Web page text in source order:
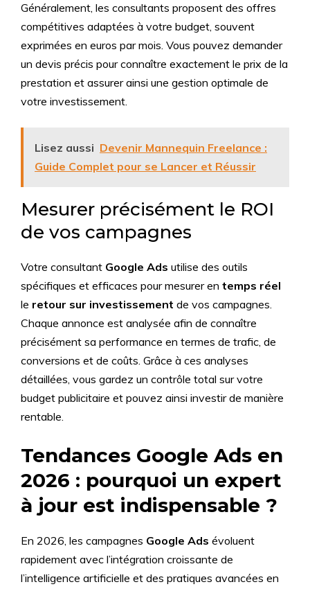
Généralement, les consultants proposent des offres
compétitives adaptées à votre budget, souvent
exprimées en euros par mois. Vous pouvez demander
un devis précis pour connaître exactement le prix de la
prestation et assurer ainsi une gestion optimale de
votre investissement.
Lisez aussi Devenir Mannequin Freelance :
Guide Complet pour se Lancer et Réussir
Mesurer précisément le ROI
de vos campagnes
Votre consultant Google Ads utilise des outils
spécifiques et efficaces pour mesurer en temps réel
le retour sur investissement de vos campagnes.
Chaque annonce est analysée afin de connaître
précisément sa performance en termes de trafic, de
conversions et de coûts. Grâce à ces analyses
détaillées, vous gardez un contrôle total sur votre
budget publicitaire et pouvez ainsi investir de manière
rentable.
Tendances Google Ads en
2026 : pourquoi un expert
à jour est indispensable ?
En 2026, les campagnes Google Ads évoluent
rapidement avec l’intégration croissante de
l’intelligence artificielle et des pratiques avancées en